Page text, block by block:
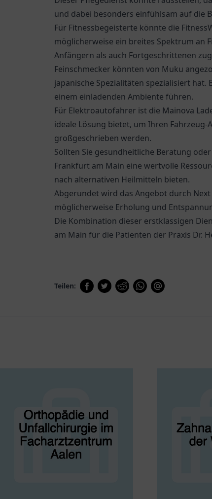
und dabei besonders einfühlsam auf die
Für Fitnessbegeisterte könnte die
möglicherweise ein breites Spektrum an
Anfängern als auch Fortgeschrittenen
Feinschmecker könnten von Muku
japanische Spezialitäten spezialisiert
einem einladenden Ambiente führen.
Für Elektroautofahrer ist die Mainova
ideale Lösung bietet, um Ihren
großgeschrieben werden.
Sollten Sie gesundheitliche Beratung
Frankfurt am Main eine wertvolle
nach alternativen Heilmitteln bieten.
Abgerundet wird das Angebot durch
möglicherweise Erholung und
Die Kombination dieser erstklassigen
am Main für die Patienten der Praxis Dr.
Teilen: